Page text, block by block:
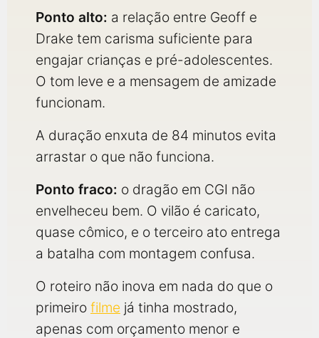
Ponto alto: a relação entre Geoff e
Drake tem carisma suficiente para
engajar crianças e pré-adolescentes.
O tom leve e a mensagem de amizade
funcionam.
A duração enxuta de 84 minutos evita
arrastar o que não funciona.
Ponto fraco: o dragão em CGI não
envelheceu bem. O vilão é caricato,
quase cômico, e o terceiro ato entrega
a batalha com montagem confusa.
O roteiro não inova em nada do que o
primeiro filme já tinha mostrado,
apenas com orçamento menor e